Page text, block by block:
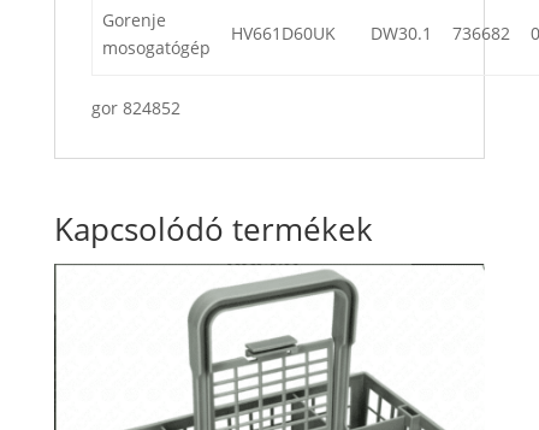
Gorenje
mosogatógép
HV661D60UK DW30.1 736682
gor 824852
Kapcsolódó termékek